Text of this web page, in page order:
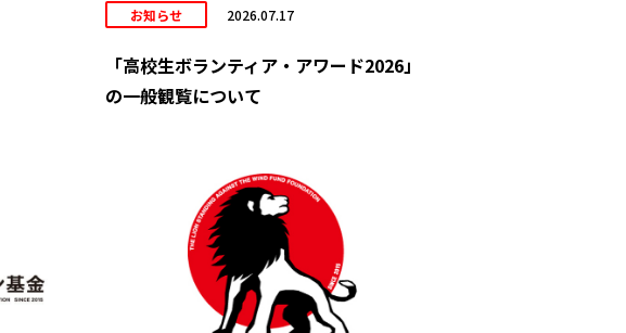
お知らせ 2026.07.17
「高校生ボランティア・アワード2026」
の一般観覧について